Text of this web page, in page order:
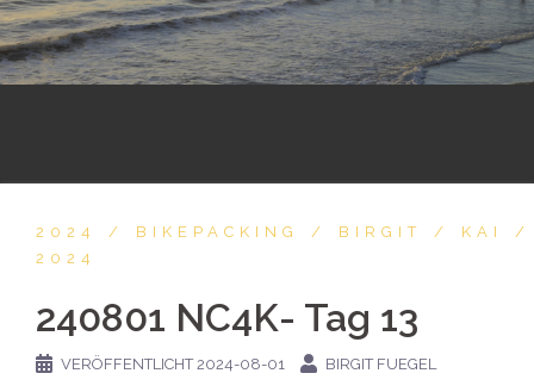
2024 BIKEPACKING BIRGIT
KAI
2024
240801 NC4K- Tag 13
VERÖFFENTLICHT2024-08-01 BIRGIT FUEGEL